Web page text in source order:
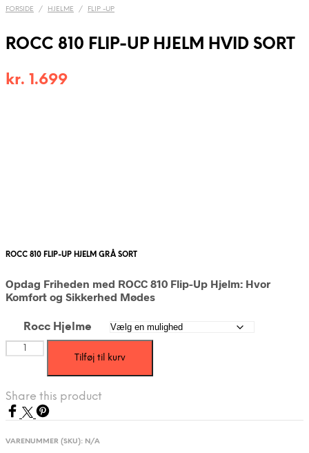
FORSIDE / HJELME / FLIP -UP
ROCC 810 FLIP-UP HJELM HVID SORT
kr. 1.699
ROCC 810 FLIP-UP HJELM GRÅ SORT
Opdag Friheden med ROCC 810 Flip-Up Hjelm: Hvor
Komfort og Sikkerhed Mødes
Rocc Hjelme
ROCC
810
HJELM
HVID
antal
Tilføj til kurv
Share this product
VARENUMMER (SKU): N/A